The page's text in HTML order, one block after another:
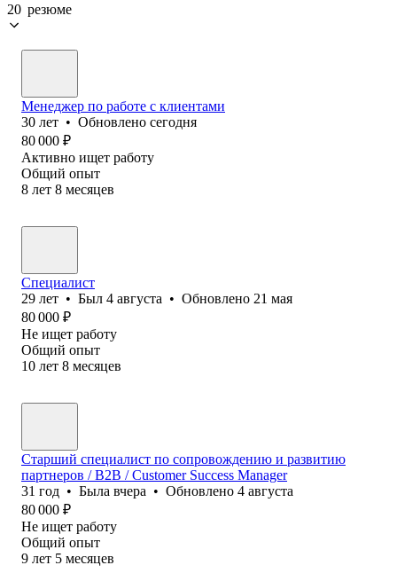
20 резюме
Менеджер по работе с клиентами
30 лет • Обновлено сегодня
80 000 ₽
Активно ищет работу
Общий опыт
8 лет 8 месяцев
Специалист
29 лет • Был 4 августа • Обновлено 21 мая
80 000 ₽
Не ищет работу
Общий опыт
10 лет 8 месяцев
Старший специалист по сопровождению и развитию
партнеров / B2B / Customer Success Manager
31 год • Была вчера • Обновлено 4 августа
80 000 ₽
Не ищет работу
Общий опыт
9 лет 5 месяцев